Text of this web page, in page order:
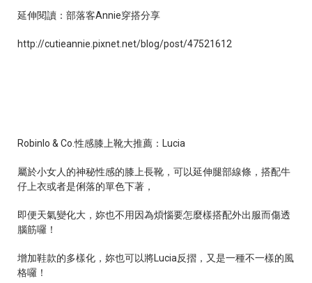
延伸閱讀：部落客Annie穿搭分享
http://cutieannie.pixnet.net/blog/post/47521612
Robinlo & Co.性感膝上靴大推薦： Lucia
屬於小女人的神秘性感的膝上長靴，可以延伸腿部線條，搭配牛
仔上衣或者是俐落的單色下著，
即便天氣變化大，妳也不用因為煩惱要怎麼樣搭配外出服而傷透
腦筋囉！
增加鞋款的多樣化，妳也可以將Lucia反摺，又是一種不一樣的風
格囉！